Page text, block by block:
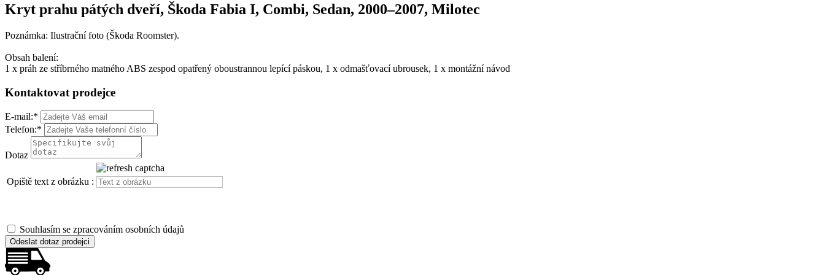
Kryt prahu pátých dveří, Škoda Fabia I, Combi, Sedan, 2000–2007, Milotec
Poznámka: Ilustrační foto (Škoda Roomster).
Obsah balení:
1 x práh ze stříbrného matného ABS zespod opatřený oboustrannou lepící páskou, 1 x odmašťovací ubrousek, 1 x montážní návod
Kontaktovat prodejce
E-mail:*
Telefon:*
Dotaz
Opiště text z obrázku :
Souhlasím se zpracováním osobních údajů
Odeslat dotaz prodejci